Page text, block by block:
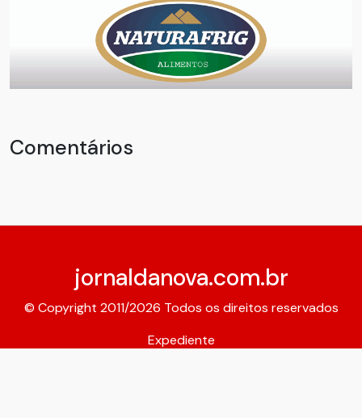
Comentários
jornaldanova.com.br
© Copyright 2011/2026 Todos os direitos reservados
Expediente